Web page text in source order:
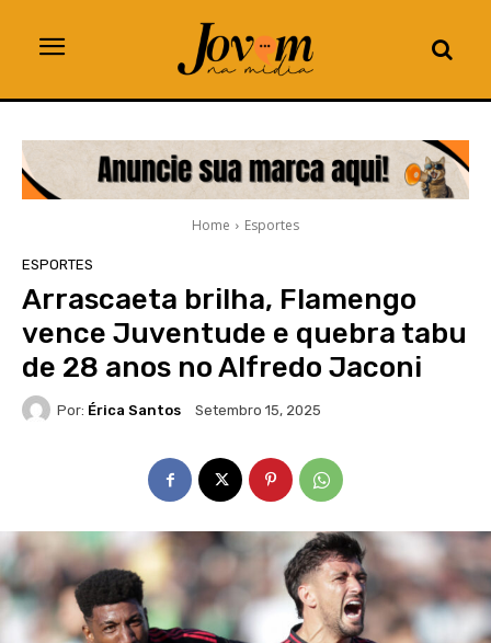
Home Esportes
ESPORTES
Arrascaeta brilha, Flamengo
vence Juventude e quebra tabu
de 28 anos no Alfredo Jaconi
Por: Érica Santos Setembro 15, 2025